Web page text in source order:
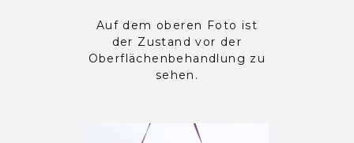
Auf dem oberen Foto ist
der Zustand vor der
Oberflächenbehandlung zu
sehen.